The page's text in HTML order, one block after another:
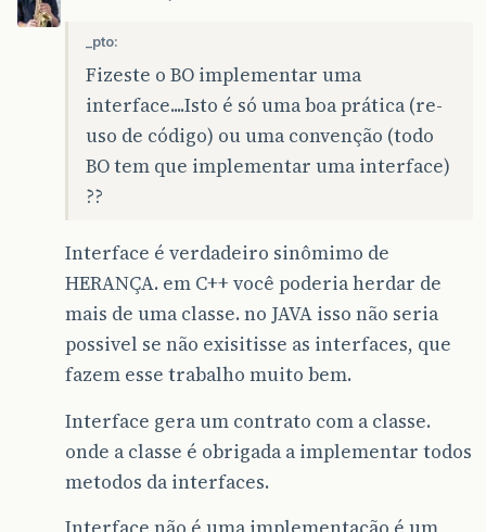
_pto:
Fizeste o BO implementar uma
interface....Isto é só uma boa prática (re-
uso de código) ou uma convenção (todo
BO tem que implementar uma interface)
??
Interface é verdadeiro sinômimo de
HERANÇA. em C++ você poderia herdar de
mais de uma classe. no JAVA isso não seria
possivel se não exisitisse as interfaces, que
fazem esse trabalho muito bem.
Interface gera um contrato com a classe.
onde a classe é obrigada a implementar todos
metodos da interfaces.